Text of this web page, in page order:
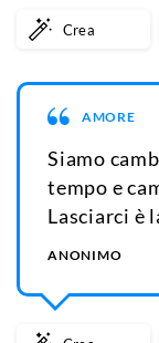
Crea
AMORE
Siamo
tempo e
Lasciarci è
ANONIMO